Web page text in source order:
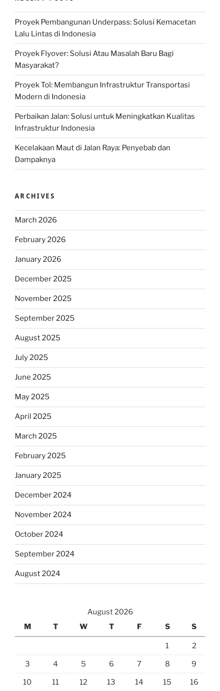
Proyek Pembangunan Underpass: Solusi Kemacetan
Lalu Lintas di Indonesia
Proyek Flyover: Solusi Atau Masalah Baru Bagi
Masyarakat?
Proyek Tol: Membangun Infrastruktur Transportasi
Modern di Indonesia
Perbaikan Jalan: Solusi untuk Meningkatkan Kualitas
Infrastruktur Indonesia
Kecelakaan Maut di Jalan Raya: Penyebab dan
Dampaknya
ARCHIVES
March 2026
February 2026
January 2026
December 2025
November 2025
September 2025
August 2025
July 2025
June 2025
May 2025
April 2025
March 2025
February 2025
January 2025
December 2024
November 2024
October 2024
September 2024
August 2024
August 2026
M
T W T F S S
1 2
3 4 5 6 7 8 9
10 11 12 13 14 15 16